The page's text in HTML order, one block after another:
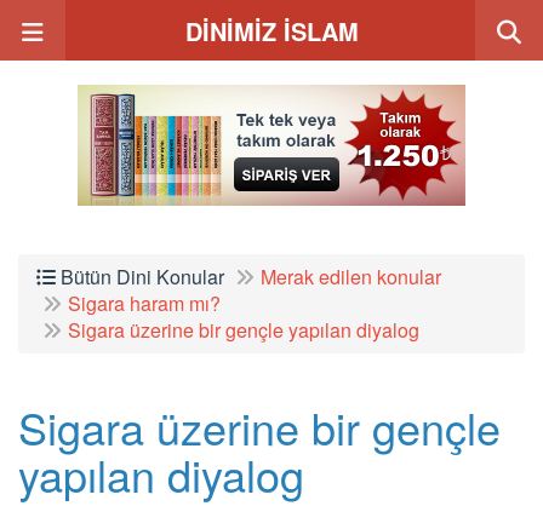
DİNİMİZ İSLAM
Bütün Dini Konular
Merak edilen konular
Sigara haram mı?
Sigara üzerine bir gençle yapılan diyalog
Sigara üzerine bir gençle
yapılan diyalog